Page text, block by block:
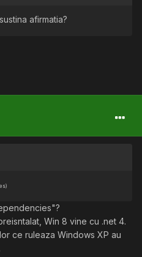
afirmatia?
Win 8 vine cu .net 4.
ce ruleaza Windows XP au